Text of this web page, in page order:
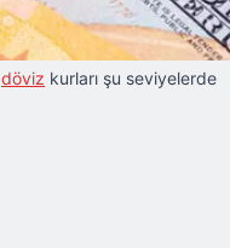
döviz kurları şu seviyelerde